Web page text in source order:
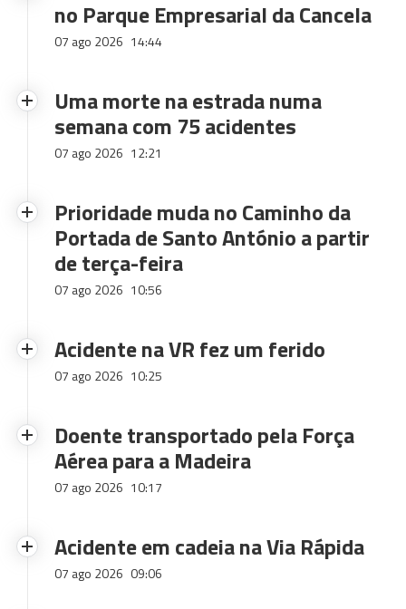
no Parque Empresarial da Cancela
07 ago 2026 14:44
Uma morte na estrada numa
semana com 75 acidentes
07 ago 2026 12:21
Prioridade muda no Caminho da
Portada de Santo António a partir
de terça-feira
07 ago 2026 10:56
Acidente na VR fez um ferido
07 ago 2026 10:25
Doente transportado pela Força
Aérea para a Madeira
07 ago 2026 10:17
Acidente em cadeia na Via Rápida
07 ago 2026 09:06